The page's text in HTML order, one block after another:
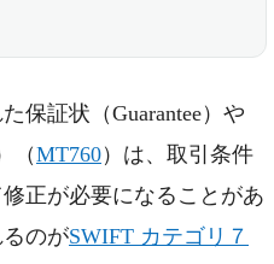
保証状（Guarantee）や
（MT760）は、取引条件
正が必要になることがあ
のがSWIFT カテゴリ７